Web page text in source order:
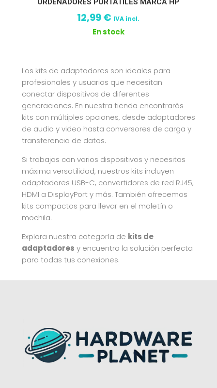
ORDENADORES PORTATILES MARCA HP
12,99€ IVA incl.
En stock
Los kits de adaptadores son ideales para
profesionales y usuarios que necesitan
conectar dispositivos de diferentes
generaciones. En nuestra tienda encontrarás
kits con múltiples opciones, desde adaptadores
de audio y video hasta conversores de carga y
transferencia de datos.
Si trabajas con varios dispositivos y necesitas
máxima versatilidad, nuestros kits incluyen
adaptadores USB-C, convertidores de red RJ45,
HDMI a DisplayPort y más. También ofrecemos
kits compactos para llevar en el maletín o
mochila.
Explora nuestra categoría de kits de
adaptadores y encuentra la solución perfecta
para todas tus conexiones.